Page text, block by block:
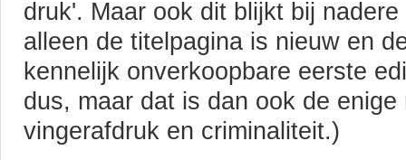
druk'. Maar ook dit blijkt bij
alleen de titelpagina is nieuw en
kennelijk onverkoopbare eerste
dus, maar dat is dan ook de
vingerafdruk en criminaliteit.)